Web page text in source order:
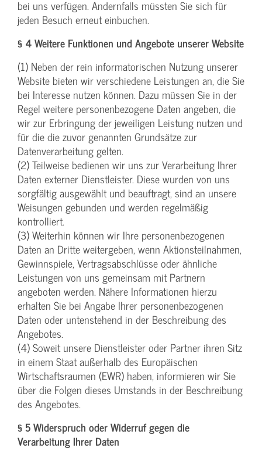
bei uns verfügen. Andernfalls müssten Sie sich für
jeden Besuch erneut einbuchen.
§ 4 Weitere Funktionen und Angebote unserer Website
(1) Neben der rein informatorischen Nutzung unserer
Website bieten wir verschiedene Leistungen an, die Sie
bei Interesse nutzen können. Dazu müssen Sie in der
Regel weitere personenbezogene Daten angeben, die
wir zur Erbringung der jeweiligen Leistung nutzen und
für die die zuvor genannten Grundsätze zur
Datenverarbeitung gelten.
(2) Teilweise bedienen wir uns zur Verarbeitung Ihrer
Daten externer Dienstleister. Diese wurden von uns
sorgfältig ausgewählt und beauftragt, sind an unsere
Weisungen gebunden und werden regelmäßig
kontrolliert.
(3) Weiterhin können wir Ihre personenbezogenen
Daten an Dritte weitergeben, wenn Aktionsteilnahmen,
Gewinnspiele, Vertragsabschlüsse oder ähnliche
Leistungen von uns gemeinsam mit Partnern
angeboten werden. Nähere Informationen hierzu
erhalten Sie bei Angabe Ihrer personenbezogenen
Daten oder untenstehend in der Beschreibung des
Angebotes.
(4) Soweit unsere Dienstleister oder Partner ihren Sitz
in einem Staat außerhalb des Europäischen
Wirtschaftsraumen (EWR) haben, informieren wir Sie
über die Folgen dieses Umstands in der Beschreibung
des Angebotes.
§ 5 Widerspruch oder Widerruf gegen die
Verarbeitung Ihrer Daten